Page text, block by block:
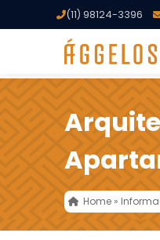
(11) 98124-3396
Home »